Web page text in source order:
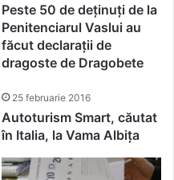
Peste 50 de deținuți de la
Penitenciarul Vaslui au
făcut declarații de
dragoste de Dragobete
25 februarie 2016
Autoturism Smart, căutat
în Italia, la Vama Albița